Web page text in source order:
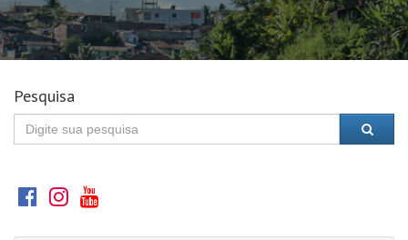
Pesquisa